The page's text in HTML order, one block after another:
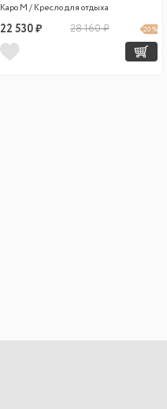
Каро М / Кресло для отдыха
22 530 ₽ 28 160 ₽ 20 %